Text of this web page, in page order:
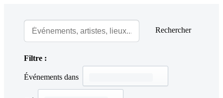
Rechercher
Filtre :
Événements dans